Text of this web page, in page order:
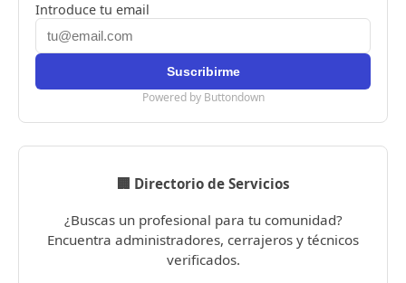
Introduce tu email
Powered by Buttondown
🏢 Directorio de Servicios
¿Buscas un profesional para tu comunidad?
Encuentra administradores, cerrajeros y técnicos
verificados.